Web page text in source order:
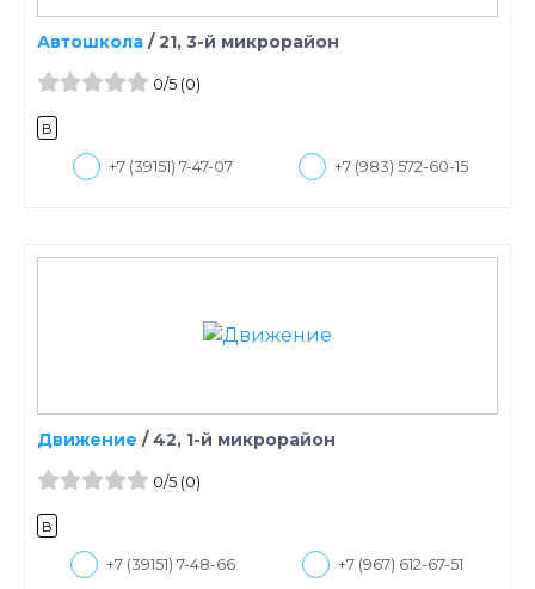
Автошкола /21, 3-й микрорайон
0/5(0)
B
+7 (39151) 7-47-07 +7 (983) 572-60-15
Движение /42, 1-й микрорайон
0/5(0)
B
+7 (39151) 7-48-66 +7 (967) 612-67-51